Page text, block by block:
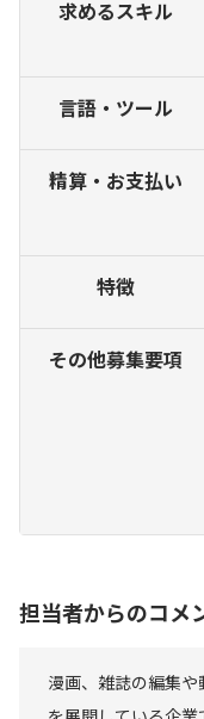
求めるスキル
言語・ツール
精算・お支払い
特徴
その他募集要項
担当者からのコメ
漫画、雑誌の編集